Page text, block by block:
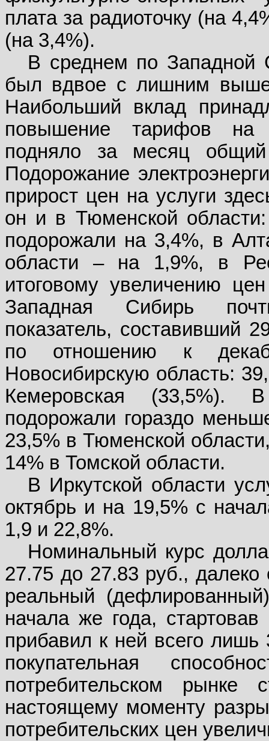
плата за радиоточку (на
(на 3,4%).
В среднем по Западной
был вдвое с лишним
Наибольший вклад
повышение тарифов на
подняло за месяц
Подорожание
прирост цен на услуги
он и в Тюменской
подорожали на 3,4%, в
области – на 1,9%, в
итоговому увеличению
Западная Сибирь
показатель, составивший
по отношению к
Новосибирскую область:
Кемеровская (33,5%).
подорожали гораздо
23,5% в Тюменской
14% в Томской области.
В Иркутской области
октябрь и на 19,5% с
1,9 и 22,8%.
Номинальный курс
27.75 до 27.83 руб., далеко
реальный
начала же года,
прибавил к ней всего
покупательная
потребительском
настоящему моменту
потребительских цен